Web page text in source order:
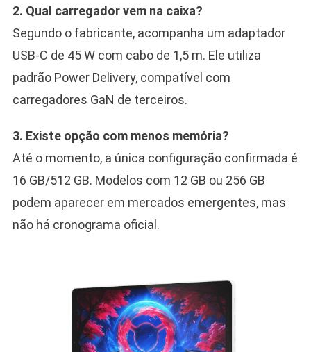
2. Qual carregador vem na caixa?
Segundo o fabricante, acompanha um adaptador
USB-C de 45 W com cabo de 1,5 m. Ele utiliza
padrão Power Delivery, compatível com
carregadores GaN de terceiros.
3. Existe opção com menos memória?
Até o momento, a única configuração confirmada é
16 GB/512 GB. Modelos com 12 GB ou 256 GB
podem aparecer em mercados emergentes, mas
não há cronograma oficial.